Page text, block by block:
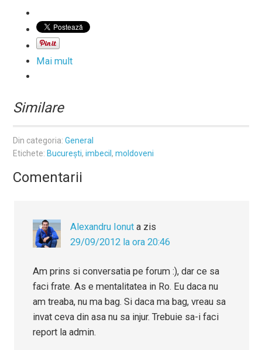
Mai mult
Similare
Din categoria:General
Etichete: București,imbecil,moldoveni
Comentarii
Alexandru Ionut a zis
29/09/2012 la ora 20:46
Am prins si conversatia pe forum :), dar ce sa
faci frate. As e mentalitatea in Ro. Eu daca nu
am treaba, nu ma bag. Si daca ma bag, vreau sa
invat ceva din asa nu sa injur. Trebuie sa-i faci
report la admin.